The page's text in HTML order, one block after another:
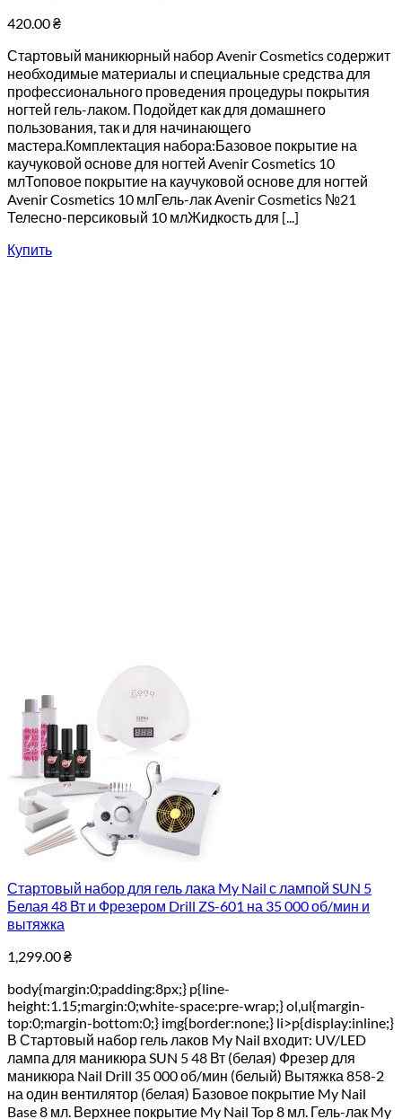
420.00₴
Стартовый маникюрный набор Avenir Cosmetics содержит
необходимые материалы и специальные средства для
профессионального проведения процедуры покрытия
ногтей гель-лаком. Подойдет как для домашнего
пользования, так и для начинающего
мастера.Комплектация набора:Базовое покрытие на
каучуковой основе для ногтей Avenir Cosmetics 10
млТоповое покрытие на каучуковой основе для ногтей
Avenir Cosmetics 10 млГель-лак Avenir Cosmetics №21
Телесно-персиковый 10 млЖидкость для [...]
Купить
Стартовый набор для гель лака My Nail с лампой SUN 5
Белая 48 Вт и Фрезером Drill ZS-601 на 35 000 об/мин и
вытяжка
1,299.00₴
body{margin:0;padding:8px;} p{line-
height:1.15;margin:0;white-space:pre-wrap;} ol,ul{margin-
top:0;margin-bottom:0;} img{border:none;} li>p{display:inline;}
В Стартовый набор гель лаков My Nail входит: UV/LED
лампа для маникюра SUN 5 48 Вт (белая) Фрезер для
маникюра Nail Drill 35 000 об/мин (белый) Вытяжка 858-2
на один вентилятор (белая) Базовое покрытие My Nail
Base 8 мл. Верхнее покрытие My Nail Top 8 мл. Гель-лак My